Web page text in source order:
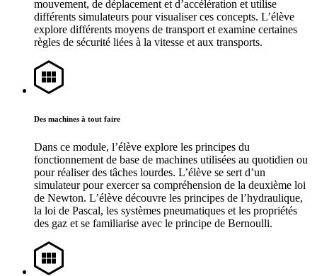
mouvement, de déplacement et d’accélération et utilise
différents simulateurs pour visualiser ces concepts. L’élève
explore différents moyens de transport et examine certaines
règles de sécurité liées à la vitesse et aux transports.
Des machines à tout faire
Dans ce module, l’élève explore les principes du
fonctionnement de base de machines utilisées au quotidien ou
pour réaliser des tâches lourdes. L’élève se sert d’un
simulateur pour exercer sa compréhension de la deuxième loi
de Newton. L’élève découvre les principes de l’hydraulique,
la loi de Pascal, les systèmes pneumatiques et les propriétés
des gaz et se familiarise avec le principe de Bernoulli.